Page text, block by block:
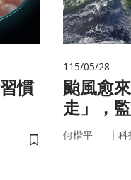
儲存書籤
115/05/28
颱風愈
走」，
防災決
何楷平 ｜ 科